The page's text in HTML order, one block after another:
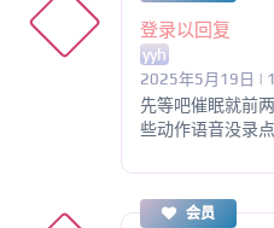
登录以回复
yyh
2025年5月19日 |
先等吧催眠就前
些动作语音没录
会员